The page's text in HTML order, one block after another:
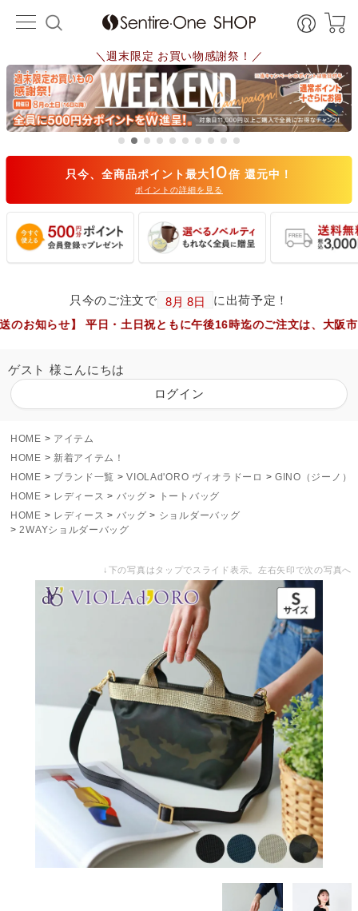
＼週末限定 お買い物感謝祭！／
只今、全商品ポイント最大10倍 還元中！
ポイントの詳細を見る
只今のご注文で に出荷予定！
・土日祝ともに午後16時迄のご注文は、大阪市からヤマト運輸
ゲスト 様こんにちは
ログイン
HOME
アイテム
HOME
新着アイテム！
HOME
ブランド一覧 VIOLAd'ORO ヴィオラドーロ
GINO（ジーノ）
HOME
レディース バッグ
トートバッグ
HOME
レディース バッグ
ショルダーバッグ
2WAYショルダーバッグ
↓下の写真はタップでスライド表示。左右矢印で次の写真へ